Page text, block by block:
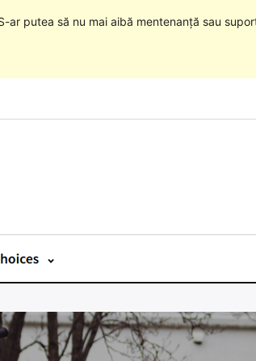
ar putea să nu mai aibă mentenanță sau